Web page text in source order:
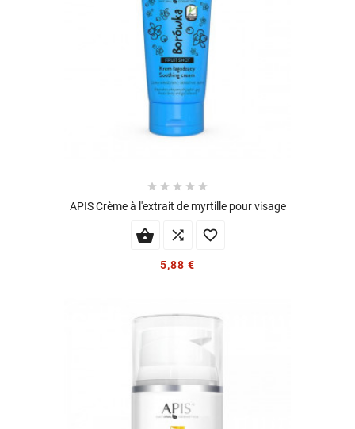
    
APIS Crème à l'extrait de myrtille pour visage
 
5,88 €